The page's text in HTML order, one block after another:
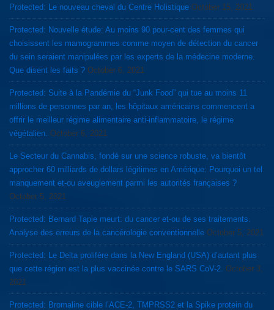
Protected: Le nouveau cheval du Centre Holistique October 15, 2021
Protected: Nouvelle étude: Au moins 90 pour-cent des femmes qui
choisissent les mamogrammes comme moyen de détection du cancer
du sein seraient manipulées par les experts de la médecine moderne.
Que disent les faits ? October 6, 2021
Protected: Suite à la Pandémie du “Junk Food” qui tue au moins 11
millions de personnes par an, les hôpitaux américains commencent a
offrir le meilleur régime alimentaire anti-inflammatoire, le régime
végétalien. October 6, 2021
Le Secteur du Cannabis, fondé sur une science robuste, va bientôt
approcher 60 milliards de dollars légitimes en Amérique: Pourquoi un tel
manquement et-ou aveuglement parmi les autorités françaises ?
October 5, 2021
Protected: Bernard Tapie meurt: du cancer et-ou de ses traitements.
Analyse des erreurs de la cancérologie conventionnelle October 5, 2021
Protected: Le Delta prolifère dans la New England (USA) d’autant plus
que cette région est la plus vaccinée contre le SARS CoV-2. October 3,
2021
Protected: Bromaline cible l’ACE-2, TMPRSS2 et la Spike protein du